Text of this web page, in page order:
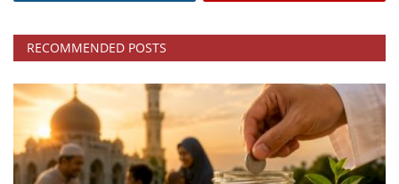
RECOMMENDED POSTS